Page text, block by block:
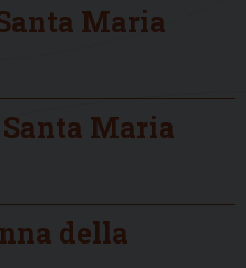
Maria
Maria
della